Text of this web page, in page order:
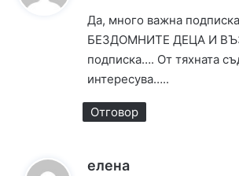
Да, много важна
БЕЗДОМНИТЕ ДЕЦА И
подписка…. От тяхната
интересува…..
Отговор
елена